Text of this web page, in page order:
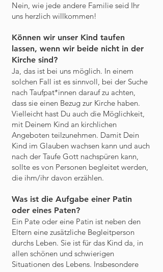
Nein, wie jede andere Familie seid Ihr
uns herzlich willkommen!
Können wir unser Kind taufen
lassen, wenn wir beide nicht in der
Kirche sind?
Ja, das ist bei uns möglich. In einem
solchen Fall ist es sinnvoll, bei der Suche
nach Taufpat*innen darauf zu achten,
dass sie einen Bezug zur Kirche haben.
Vielleicht hast Du auch die Möglichkeit,
mit Deinem Kind an kirchlichen
Angeboten teilzunehmen. Damit Dein
Kind im Glauben wachsen kann und auch
nach der Taufe Gott nachspüren kann,
sollte es von Personen begleitet werden,
die ihm/ihr davon erzählen.
Was ist die Aufgabe einer Patin
oder eines Paten?
Ein Pate oder eine Patin ist neben den
Eltern eine zusätzliche Begleitperson
durchs Leben. Sie ist für das Kind da, in
allen schönen und schwierigen
Situationen des Lebens. Insbesondere